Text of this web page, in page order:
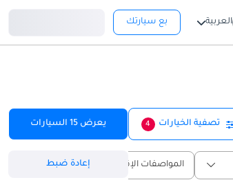
العربية بع سيارتك
تصفية الخيارات 4 يعرض 15 السيارات
المواصفات الإقليمية إعادة ضبط